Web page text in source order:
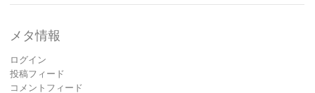
メタ情報
ログイン
投稿フィード
コメントフィード